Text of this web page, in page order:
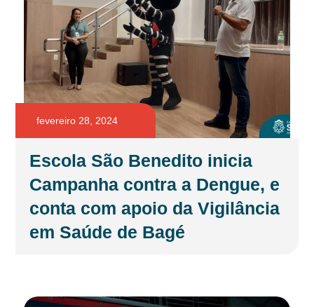
fevereiro 28, 2024
Escola São Benedito inicia
Campanha contra a Dengue, e
conta com apoio da Vigilância
em Saúde de Bagé